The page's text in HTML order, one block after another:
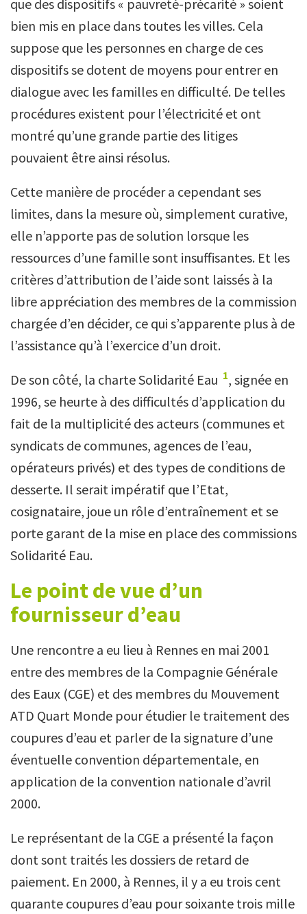
que des dispositifs « pauvreté-précarité » soient
bien mis en place dans toutes les villes. Cela
suppose que les personnes en charge de ces
dispositifs se dotent de moyens pour entrer en
dialogue avec les familles en difficulté. De telles
procédures existent pour l’électricité et ont
montré qu’une grande partie des litiges
pouvaient être ainsi résolus.
Cette manière de procéder a cependant ses
limites, dans la mesure où, simplement curative,
elle n’apporte pas de solution lorsque les
ressources d’une famille sont insuffisantes. Et les
critères d’attribution de l’aide sont laissés à la
libre appréciation des membres de la commission
chargée d’en décider, ce qui s’apparente plus à de
l’assistance qu’à l’exercice d’un droit.
De son côté, la charte Solidarité Eau 1, signée en
1996, se heurte à des difficultés d’application du
fait de la multiplicité des acteurs (communes et
syndicats de communes, agences de l’eau,
opérateurs privés) et des types de conditions de
desserte. Il serait impératif que l’Etat,
cosignataire, joue un rôle d’entraînement et se
porte garant de la mise en place des commissions
Solidarité Eau.
Le point de vue d’un
fournisseur d’eau
Une rencontre a eu lieu à Rennes en mai 2001
entre des membres de la Compagnie Générale
des Eaux (CGE) et des membres du Mouvement
ATD Quart Monde pour étudier le traitement des
coupures d’eau et parler de la signature d’une
éventuelle convention départementale, en
application de la convention nationale d’avril
2000.
Le représentant de la CGE a présenté la façon
dont sont traités les dossiers de retard de
paiement. En 2000, à Rennes, il y a eu trois cent
quarante coupures d’eau pour soixante trois mille